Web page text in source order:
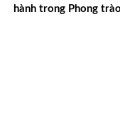
hành trong Phong trào